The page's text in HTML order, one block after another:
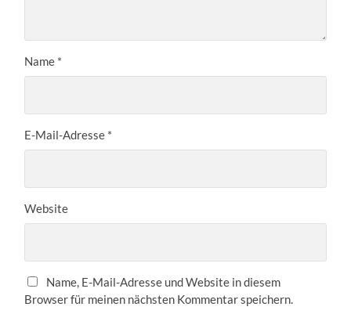
Name *
E-Mail-Adresse *
Website
Name, E-Mail-Adresse und Website in diesem
Browser für meinen nächsten Kommentar speichern.